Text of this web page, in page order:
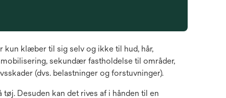
kun klæber til sig selv og ikke til hud, hår,
sekundær fastholdelse til områder,
(dvs. belastninger og forstuvninger).
Desuden kan det rives af i hånden til en